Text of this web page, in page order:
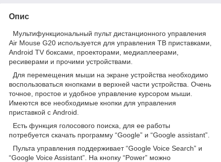
Опис
Мультифункциональный пульт дистанционного управления
Air Mouse G20 используется для управления ТВ приставками,
Android TV боксами, проекторами, медиаплеерами,
ресиверами и прочими устройствами.
Для перемещения мыши на экране устройства необходимо
воспользоваться кнопками в верхней части устройства. Очень
точное, простое и удобное управление курсором мыши.
Имеются все необходимые кнопки для управления
приставкой с Android.
Есть функция голосового поиска, для ее работы
потребуется скачать программу “Google” и “Google assistant”.
Пульта управления поддерживает “Google Voice Search” и
“Google Voice Assistant”. На кнопку “Power” можно